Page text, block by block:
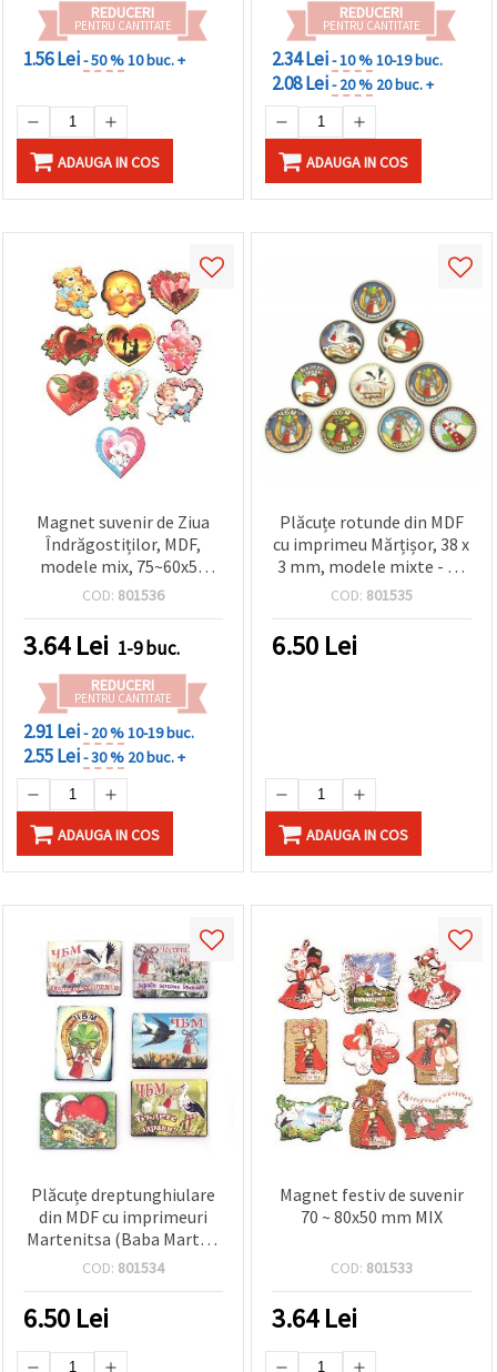
REDUCERI
PENTRU CANTITATE
1.56 Lei- 50 %10 buc. +
ADAUGA IN COS
REDUCERI
PENTRU CANTITATE
2.34 Lei- 10 %10-19 buc.
2.08 Lei- 20 % 20 buc. +
ADAUGA IN COS
Magnet suvenir de Ziua
Îndrăgostiților, MDF,
modele mix, 75~60x50
mm
COD: 801536
3.64Lei 1-9 buc.
REDUCERI
PENTRU CANTITATE
2.91 Lei- 20 %10-19 buc.
2.55 Lei- 30 % 20 buc. +
ADAUGA IN COS
Plăcuțe rotunde din MDF
cu imprimeu Mărțișor, 38 x
3 mm, modele mixte - 10
bucăți
COD: 801535
6.50 Lei
ADAUGA IN COS
Plăcuțe dreptunghiulare
din MDF cu imprimeuri
Martenitsa (Baba Marta),
35x47x3 mm, modele
COD: 801534
6.50 Lei
Magnet festiv de suvenir
70 ~ 80x50 mm MIX
COD: 801533
3.64Lei